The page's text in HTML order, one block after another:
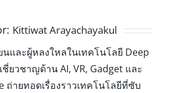
Kittiwat Arayachayakul
นและผู้หลงใหลในเทคโนโลยี Deep
ชี่ยวชาญด้าน AI, VR, Gadget และ
ถ่ายทอดเรื่องราวเทคโนโลยีที่ซับ